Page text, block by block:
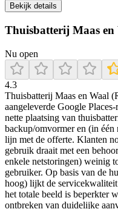
Bekijk details
Thuisbatterij Maas en
Nu open
4.3
Thuisbatterij Maas en Waal
aangeleverde Google
nette plaatsing van
backup/omvormer en (in
lijn met de offerte. Klanten
gebruik draait met een
enkele netstoringen) weinig
gebruiker. Op basis van de
hoog) lijkt de
het totale beeld is beperkter
ontbreken van duidelijke